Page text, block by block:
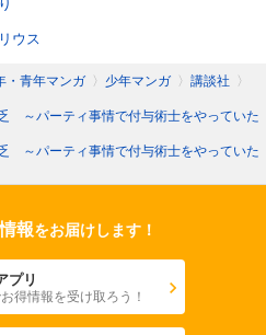
ウス
・青年マンガ 〉 少年マンガ 〉 講談社 〉
～パーティ事情で付与術士をやっていた
～パーティ事情で付与術士をやっていた
報をお届けします！
プリ
得情報を受け取ろう！